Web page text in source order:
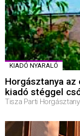
KIADÓ NYARALÓ
Horgásztanya
kiadó stéggel
Tisza Parti